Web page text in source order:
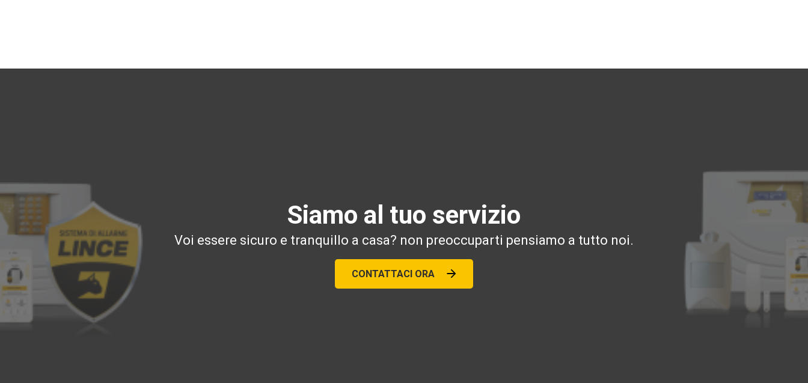
Siamo al tuo servizio
Voi essere sicuro e tranquillo a casa? non preoccuparti pensiamo a tutto noi.
CONTATTACI ORA